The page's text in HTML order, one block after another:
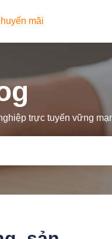
mãi
trực tuyến vững